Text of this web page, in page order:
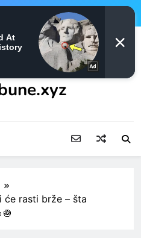
će rasti brže – šta